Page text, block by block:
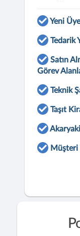
Yeni
Tedarik
Satın
Görev
Teknik
Taşıt
Müşteri